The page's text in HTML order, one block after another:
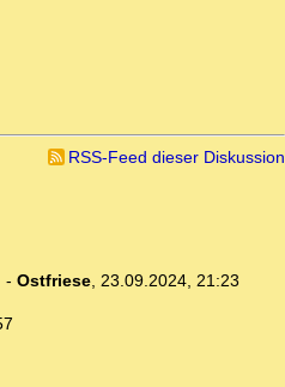
RSS-Feed dieser Diskussion
- Ostfriese, 23.09.2024, 21:23